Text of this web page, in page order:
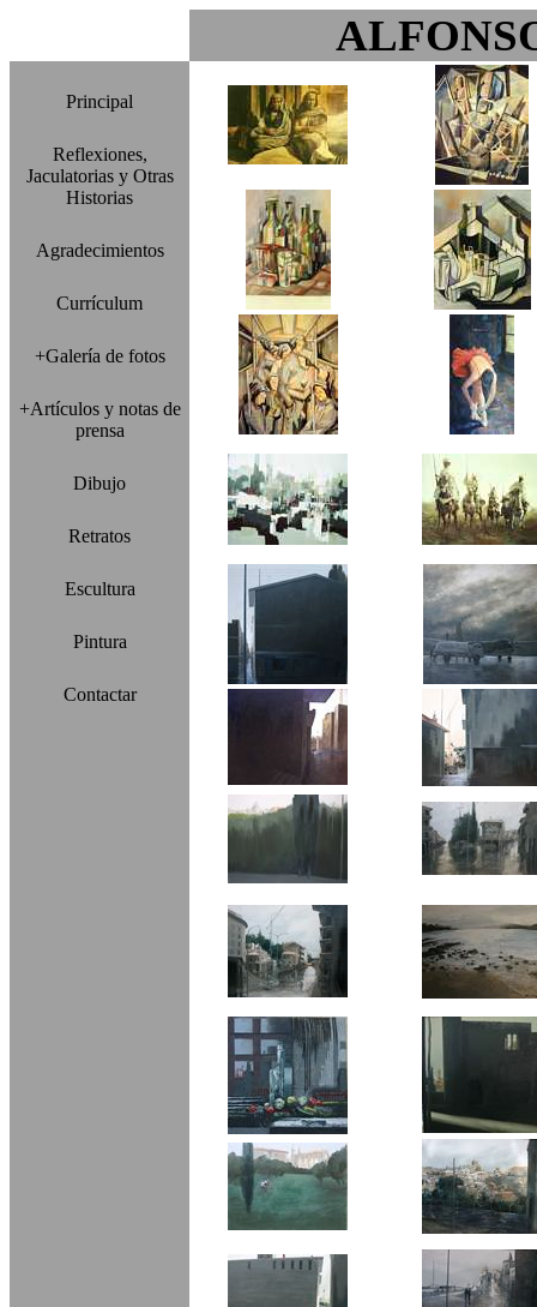
Principal
Reflexiones,
Jaculatorias y Otras
Historias
Agradecimientos
Currículum
+Galería de fotos
+Artículos y notas de
prensa
Dibujo
Retratos
Escultura
Pintura
Contactar